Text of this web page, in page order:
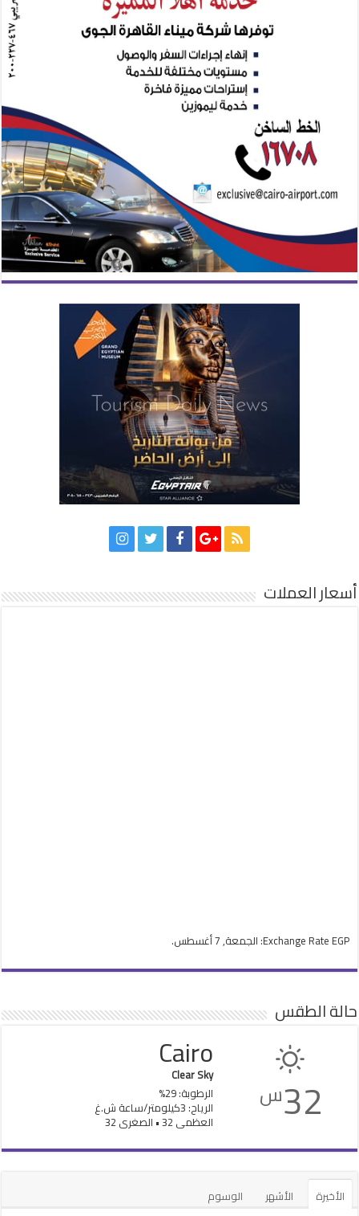
أسعار العملات
Exchange Rate EGP : الجمعة, 7 أغسطس.
حالة الطقس
32س
Cairo
Clear Sky
الرطوبة: 29%
الرياح: 3كيلومتر/ساعة ش.غ
العظمى 32 • الصغرى 32
الأخيرة الأشهر
الوسوم